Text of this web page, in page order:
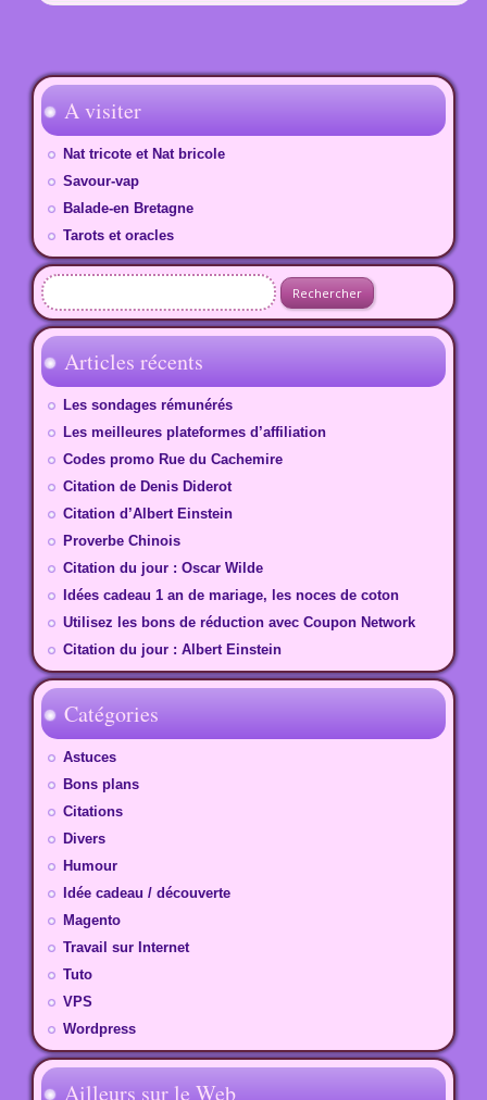
A visiter
Nat tricote et Nat bricole
Savour-vap
Balade-en Bretagne
Tarots et oracles
Rechercher :
Articles récents
Les sondages rémunérés
Les meilleures plateformes d’affiliation
Codes promo Rue du Cachemire
Citation de Denis Diderot
Citation d’Albert Einstein
Proverbe Chinois
Citation du jour : Oscar Wilde
Idées cadeau 1 an de mariage, les noces de coton
Utilisez les bons de réduction avec Coupon Network
Citation du jour : Albert Einstein
Catégories
Astuces
Bons plans
Citations
Divers
Humour
Idée cadeau / découverte
Magento
Travail sur Internet
Tuto
VPS
Wordpress
Ailleurs sur le Web